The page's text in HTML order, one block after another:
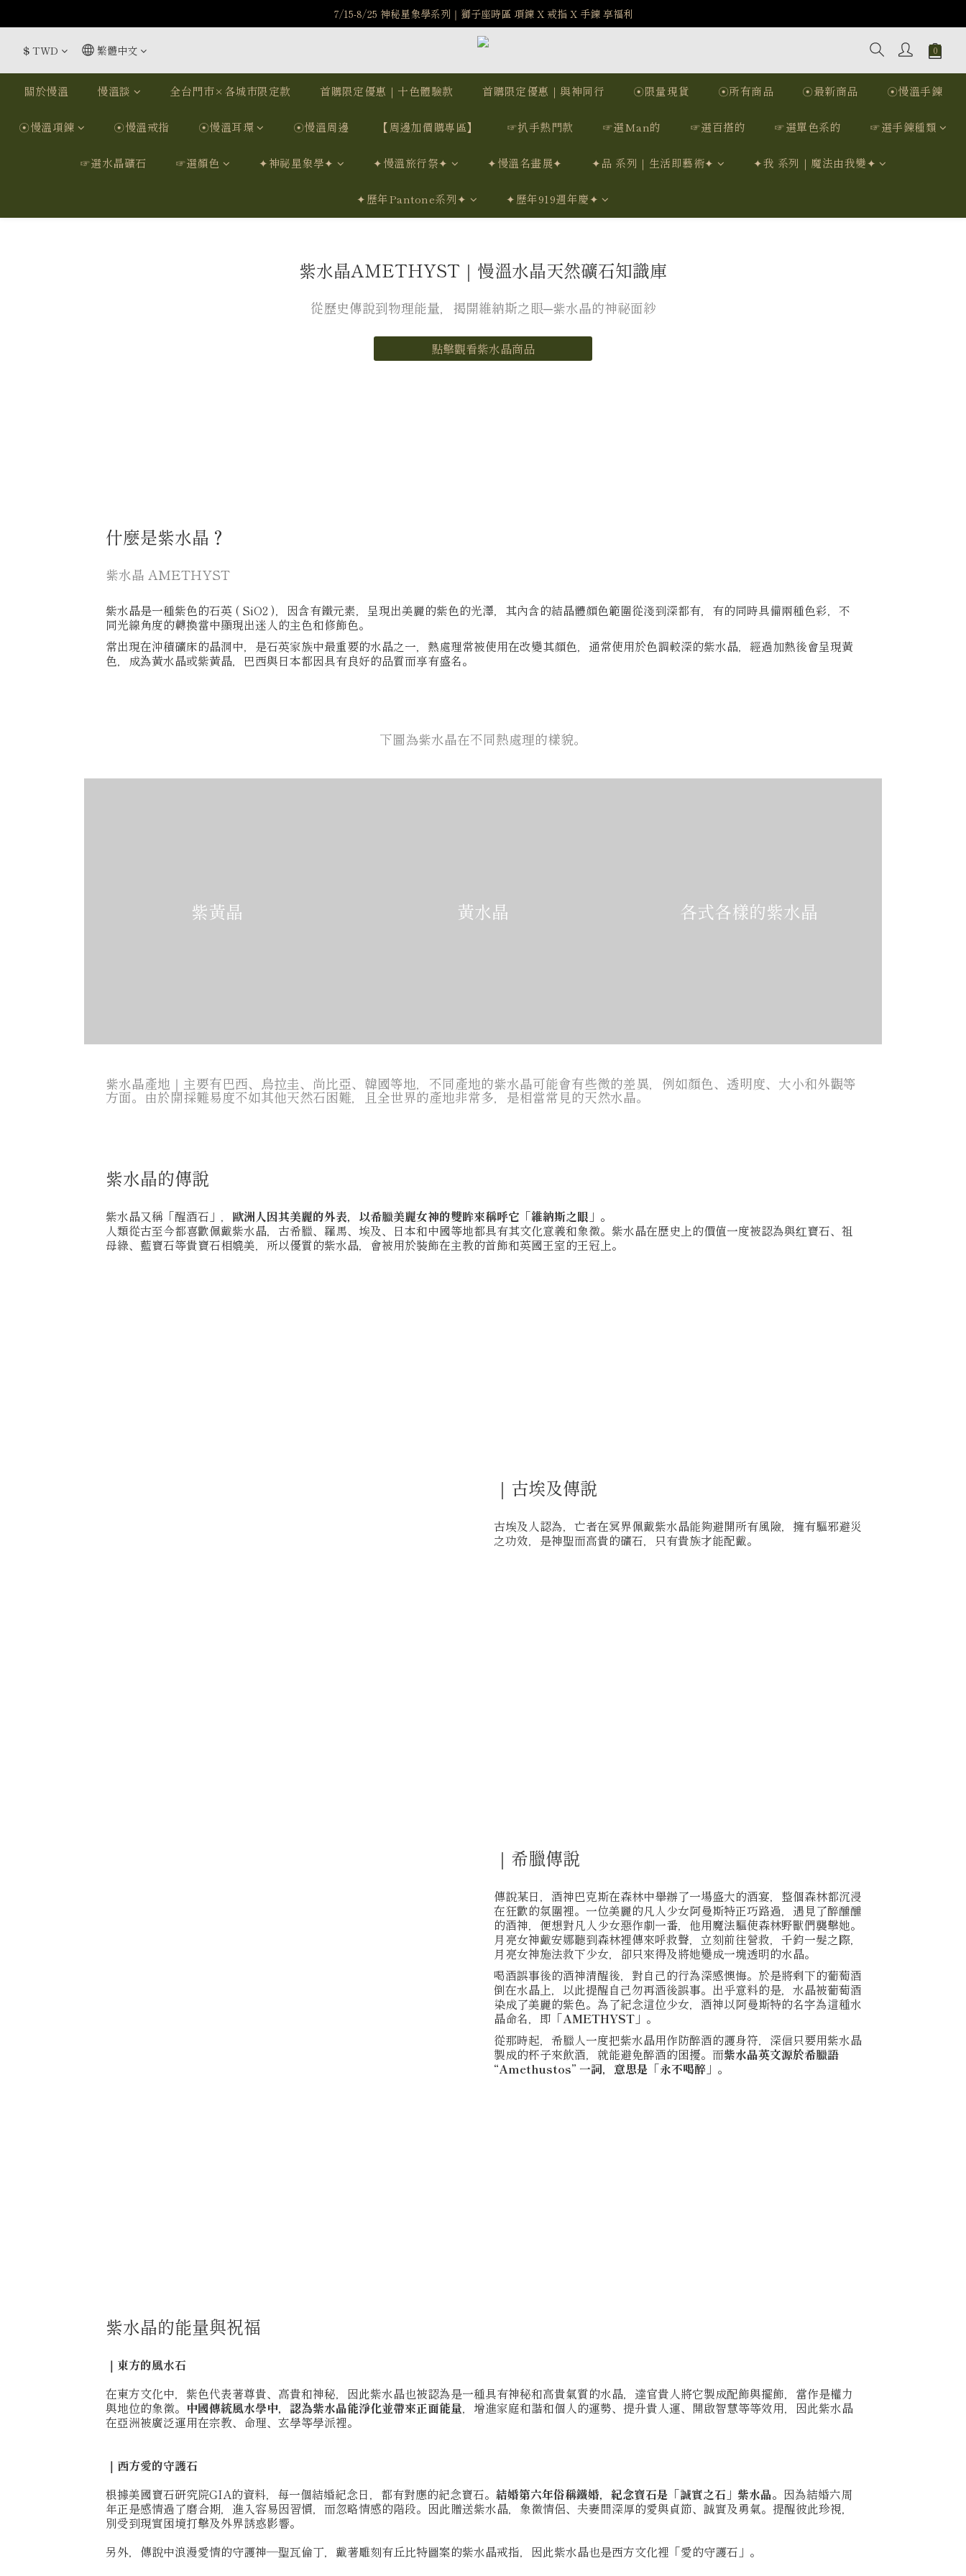
️8/6-8/12 第一波古文明馬拉松正式開跑：烏爾風華套組優惠價$5140
7/15-8/25 神秘星象學系列｜獅子座時區 項鍊 X 戒指 X 手鍊 享福利
新註冊會員享$100購物金，立即註冊，踏上飾品的奇幻之旅
$ TWD 繁體中文
關於慢溫 慢溫談 全台門市×各城市限定款 首購限定優惠｜十色體驗款 首購限定優惠｜與神同行 ☉限量現貨 ☉所有商品 ☉最新商品 ☉慢溫手鍊
☉慢溫項鍊 ☉慢溫戒指 ☉慢溫耳環 ☉慢溫周邊 【周邊加價購專區】 ☞扒手熱門款 ☞選Man的 ☞選百搭的 ☞選單色系的 ☞選手鍊種類
☞選水晶礦石 ☞選顏色 ✦神祕星象學✦ ✦慢溫旅行祭✦ ✦慢溫名畫展✦ ✦品 系列｜生活即藝術✦ ✦我 系列｜魔法由我變✦
✦歷年Pantone系列✦ ✦歷年919週年慶✦
紫水晶AMETHYST｜慢溫水晶天然礦石知識庫
從歷史傳說到物理能量，揭開維納斯之眼─紫水晶的神祕面紗
點擊觀看紫水晶商品
什麼是紫水晶？
紫水晶 AMETHYST
紫水晶是一種紫色的石英 ( SiO2 )，因含有鐵元素，呈現出美麗的紫色的光澤，其內含的結晶體顏色範圍從淺到深都有，有的同時具備兩種色彩，不
同光線角度的轉換當中顯現出迷人的主色和修飾色。
常出現在沖積礦床的晶洞中，是石英家族中最重要的水晶之一，熱處理常被使用在改變其顏色，通常使用於色調較深的紫水晶，經過加熱後會呈現黃
色，成為黃水晶或紫黃晶，巴西與日本都因具有良好的品質而享有盛名。
下圖為紫水晶在不同熱處理的樣貌。
紫黃晶 黃水晶 各式各樣的紫水晶
紫水晶產地｜主要有巴西、烏拉圭、尚比亞、韓國等地，不同產地的紫水晶可能會有些微的差異，例如顏色、透明度、大小和外觀等
方面。由於開採難易度不如其他天然石困難，且全世界的產地非常多，是相當常見的天然水晶。
紫水晶的傳說
紫水晶又稱「醒酒石」， 歐洲人因其美麗的外表，以希臘美麗女神的雙眸來稱呼它「維納斯之眼」。
人類從古至今都喜歡佩戴紫水晶，古希臘、羅馬、埃及、日本和中國等地都具有其文化意義和象徵。紫水晶在歷史上的價值一度被認為與红寶石、祖
母綠、藍寶石等貴寶石相媲美，所以優質的紫水晶，會被用於裝飾在主教的首飾和英國王室的王冠上。
｜古埃及傳說
古埃及人認為，亡者在冥界佩戴紫水晶能夠避開所有風險，擁有驅邪避災
之功效，是神聖而高貴的礦石，只有貴族才能配戴。
｜希臘傳說
傳說某日，酒神巴克斯在森林中舉辦了一場盛大的酒宴，整個森林都沉浸
在狂歡的氛圍裡。一位美麗的凡人少女阿曼斯特正巧路過，遇見了醉醺醺
的酒神，便想對凡人少女惡作劇一番，他用魔法驅使森林野獸們襲擊她。
月亮女神戴安娜聽到森林裡傳來呼救聲，立刻前往營救，千鈞一髮之際，
月亮女神施法救下少女，卻只來得及將她變成一塊透明的水晶。
喝酒誤事後的酒神清醒後，對自己的行為深感懊悔。於是將剩下的葡萄酒
倒在水晶上，以此提醒自己勿再酒後誤事。出乎意料的是，水晶被葡萄酒
染成了美麗的紫色。為了紀念這位少女，酒神以阿曼斯特的名字為這種水
晶命名，即「AMETHYST 」。
從那時起，希臘人一度把紫水晶用作防醉酒的護身符，深信只要用紫水晶
製成的杯子來飲酒，就能避免醉酒的困擾。而紫水晶英文源於希臘語
“Amethustos” 一詞，意思是「永不喝醉」。
紫水晶的能量與祝福
｜東方的風水石
在東方文化中，紫色代表著尊貴、高貴和神秘，因此紫水晶也被認為是一種具有神秘和高貴氣質的水晶，達官貴人將它製成配飾與擺飾，當作是權力
與地位的象徵。 中國傳統風水學中，認為紫水晶能淨化並帶來正面能量，增進家庭和諧和個人的運勢、提升貴人運、開啟智慧等等效用，因此紫水晶
在亞洲被廣泛運用在宗教、命理、玄學等學派裡。
｜西方愛的守護石
根據美國寶石研究院GIA的資料，每一個結婚紀念日，都有對應的紀念寶石。 結婚第六年俗稱鐵婚，紀念寶石是「誠實之石」紫水晶。 因為結婚六周
年正是感情過了磨合期，進入容易因習慣，而忽略情感的階段。因此贈送紫水晶，象徵情侶、夫妻間深厚的愛與貞節、誠實及勇氣。提醒彼此珍視，
別受到現實困境打擊及外界誘惑影響。
另外，傳說中浪漫愛情的守護神—聖瓦倫丁，戴著雕刻有丘比特圖案的紫水晶戒指，因此紫水晶也是西方文化裡「愛的守護石」。